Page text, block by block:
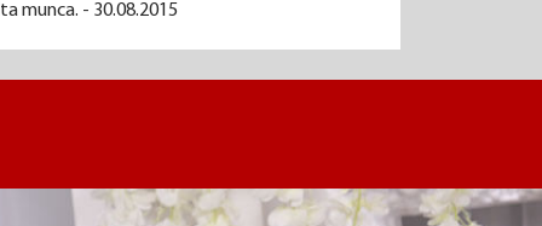
munca. - 30.08.2015